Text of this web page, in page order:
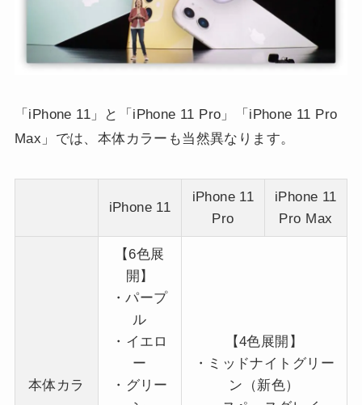
「iPhone 11」と「iPhone 11 Pro」「iPhone 11 Pro
Max」では、本体カラーも当然異なります。
iPhone 11
iPhone 11
Pro
iPhone 11
Pro Max
本体カラ
【6色展
開】
・パープ
ル
・ イエロ
ー
・ グリー
【4色展開】
・ミッドナイトグリー
ン（新色）